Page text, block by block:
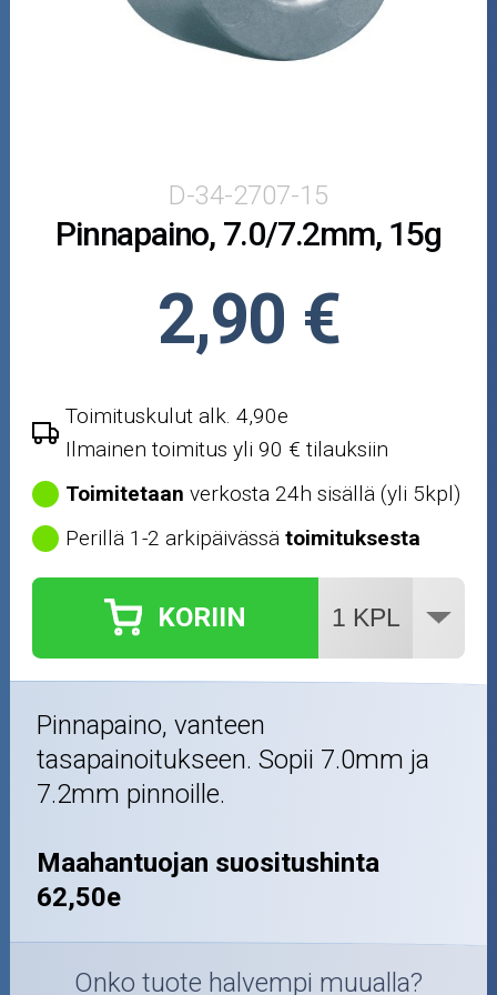
Öljyt ja kemikaalit
Outlet-tuotteet
D-34-2707-15
Pinnapaino, 7.0/7.2mm, 15g
2,90 €
Toimituskulut alk. 4,90e
Ilmainen toimitus yli 90 € tilauksiin
Toimitetaan verkosta 24h sisällä (yli 5kpl)
Perillä 1-2 arkipäivässätoimituksesta
KORIIN
Pinnapaino, vanteen
tasapainoitukseen. Sopii 7.0mm ja
7.2mm pinnoille.
Maahantuojan suositushinta
62,50e
Onko tuote halvempi muualla?